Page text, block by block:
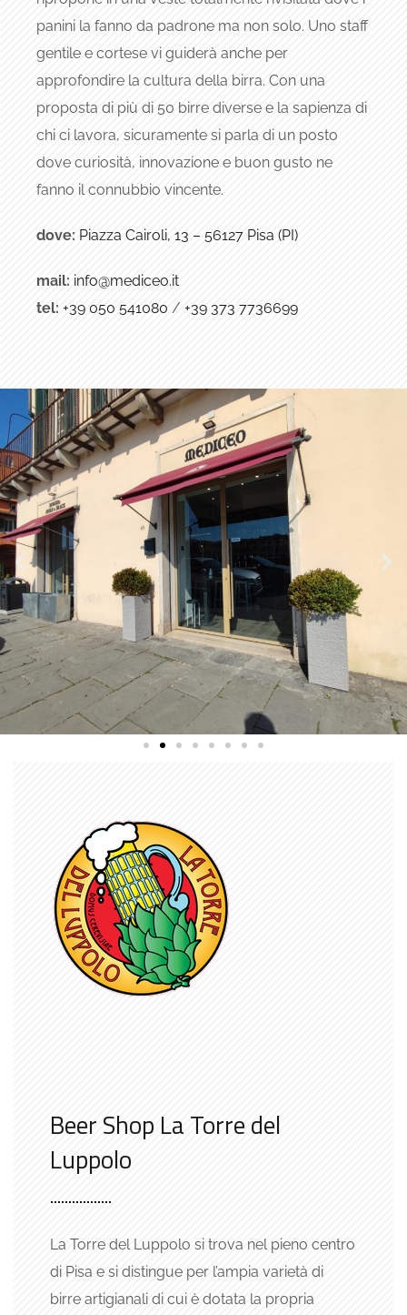
panini la fanno da padrone ma non solo. Uno staff
gentile e cortese vi guiderà anche per
approfondire la cultura della birra. Con una
proposta di più di 50 birre diverse e la sapienza di
chi ci lavora, sicuramente si parla di un posto
dove curiosità, innovazione e buon gusto ne
fanno il connubbio vincente.
dove: Piazza Cairoli, 13 – 56127 Pisa (PI)
mail: info@mediceo.it
tel: +39 050 541080 / +39 373 7736699
Beer Shop La Torre del
Luppolo
La Torre del Luppolo si trova nel pieno centro
di Pisa e si distingue per l’ampia varietà di
birre artigianali di cui è dotata la propria